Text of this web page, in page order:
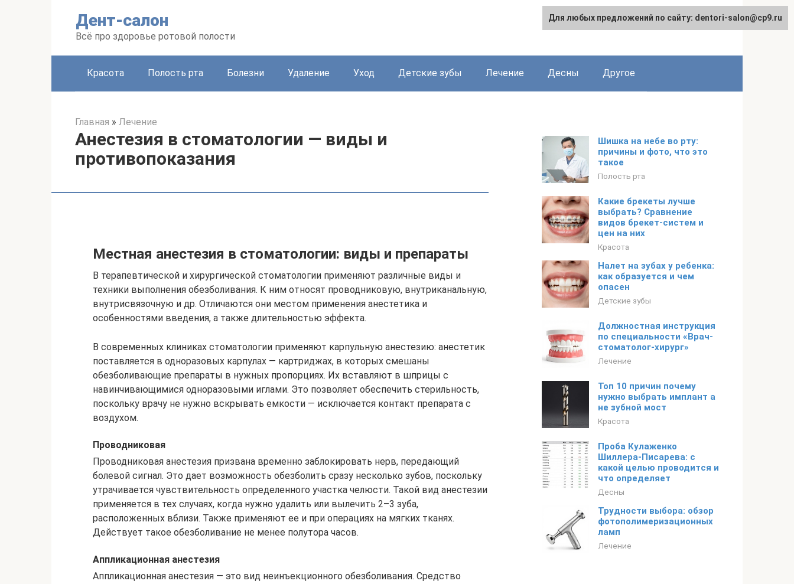
Дент-салон
Всё про здоровье ротовой полости
Красота Полость рта Болезни Удаление Уход Детские зубы Лечение Десны Другое
Главная » Лечение
Анестезия в стоматологии — виды и
противопоказания
Местная анестезия в стоматологии: виды и препараты
В терапевтической и хирургической стоматологии применяют различные виды и
техники выполнения обезболивания. К ним относят проводниковую, внутриканальную,
внутрисвязочную и др. Отличаются они местом применения анестетика и
особенностями введения, а также длительностью эффекта.
В современных клиниках стоматологии применяют карпульную анестезию: анестетик
поставляется в одноразовых карпулах — картриджах, в которых смешаны
обезболивающие препараты в нужных пропорциях. Их вставляют в шприцы с
навинчивающимися одноразовыми иглами. Это позволяет обеспечить стерильность,
поскольку врачу не нужно вскрывать емкости — исключается контакт препарата с
воздухом.
Проводниковая
Проводниковая анестезия призвана временно заблокировать нерв, передающий
болевой сигнал. Это дает возможность обезболить сразу несколько зубов, поскольку
утрачивается чувствительность определенного участка челюсти. Такой вид анестезии
применяется в тех случаях, когда нужно удалить или вылечить 2–3 зуба,
расположенных вблизи. Также применяют ее и при операциях на мягких тканях.
Действует такое обезболивание не менее полутора часов.
Аппликационная анестезия
Аппликационная анестезия — это вид неинъекционного обезболивания. Средство
Шишка на небе во рту:
причины и фото, что это
такое
Полость рта
Какие брекеты лучше
выбрать? Сравнение
видов брекет-систем и
цен на них
Красота
Налет на зубах у ребенка:
как образуется и чем
опасен
Детские зубы
Должностная инструкция
по специальности «Врач-
стоматолог-хирург»
Лечение
Топ 10 причин почему
нужно выбрать имплант а
не зубной мост
Красота
Проба Кулаженко
Шиллера-Писарева: с
какой целью проводится и
что определяет
Десны
Трудности выбора: обзор
фотополимеризационных
ламп
Лечение
Для любых предложений по сайту: dentori-salon@cp9.ru